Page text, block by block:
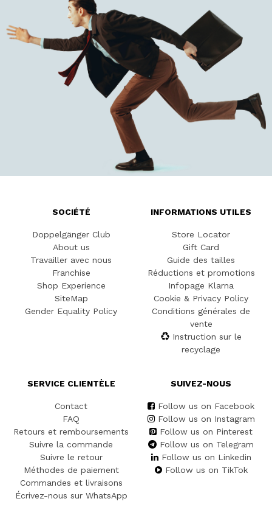
SOCIÉTÉ
Doppelgänger Club
About us
Travailler avec nous
Franchise
Shop Experience
SiteMap
Gender Equality Policy
INFORMATIONS UTILES
Store Locator
Gift Card
Guide des tailles
Réductions et promotions
Infopage Klarna
Cookie & Privacy Policy
Conditions générales de
vente
Instruction sur le
recyclage
SERVICE CLIENTÈLE
Contact
FAQ
Retours et remboursements
Suivre la commande
Suivre le retour
Méthodes de paiement
Commandes et livraisons
Écrivez-nous sur WhatsApp
SUIVEZ-NOUS
Follow us on Facebook
Follow us on Instagram
Follow us on Pinterest
Follow us on Telegram
Follow us on Linkedin
Follow us on TikTok